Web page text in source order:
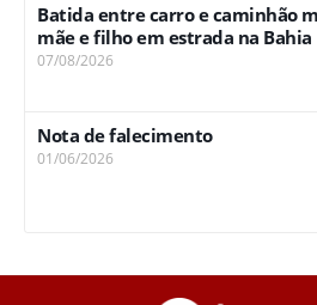
Batida entre carro e caminhão
mãe e filho em estrada na Bahia
07/08/2026
Nota de falecimento
01/06/2026